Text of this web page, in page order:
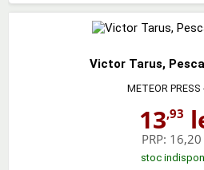
Victor Tarus,
METEOR PRESS
13,93
PRP: 16,20
stoc